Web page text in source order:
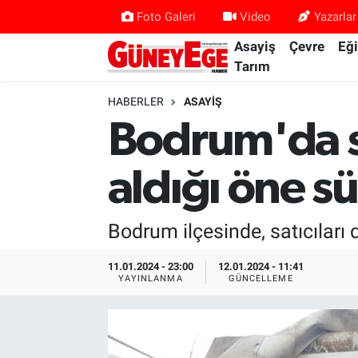
Foto Galeri Video Yazarlar
Asayiş Çevre
Tarım
HABERLER ASAYIŞ
Bodrum'da
aldığı öne
Bodrum ilçesinde, satıcıları
11.01.2024 - 23:00
YAYINLANMA
12.01.2024 - 11:41
GÜNCELLEME
Kültür Sanat
İstanbul Hava Durumu
İstanbul Trafik Yoğunluk Haritası
Süper Lig Puan Durumu ve Fikstür
Tüm Manşetler
Son Dakika Haberleri
Haber Arşivi